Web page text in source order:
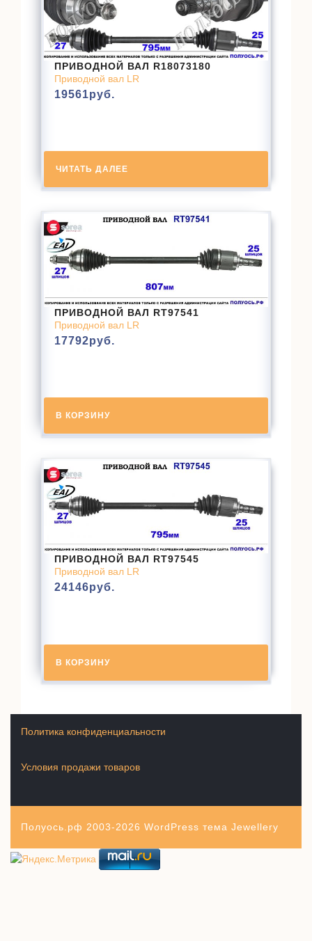
ПРИВОДНОЙ ВАЛ R18073180
Приводной вал LR
19561руб.
ЧИТАТЬ ДАЛЕЕ
ПРИВОДНОЙ ВАЛ RT97541
Приводной вал LR
17792руб.
В КОРЗИНУ
ПРИВОДНОЙ ВАЛ RT97545
Приводной вал LR
24146руб.
В КОРЗИНУ
Условия продажи товаров
Политика конфиденциальности
Полуось.рф 2003-2026 WordPress тема Jewellery